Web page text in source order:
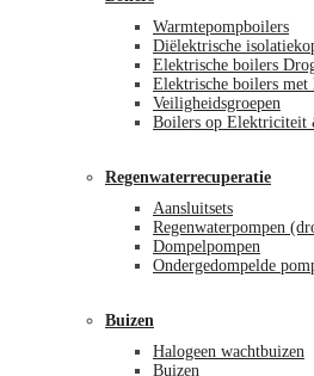
Warmtepompboilers
Diëlektrische
Elektrische boilers
Elektrische boilers met
Veiligheidsgroepen
Boilers op Elektriciteit
Regenwaterrecuperatie
Aansluitsets
Regenwaterpompen
Dompelpompen
Ondergedompelde
Buizen
Halogeen wachtbuizen
Buizen